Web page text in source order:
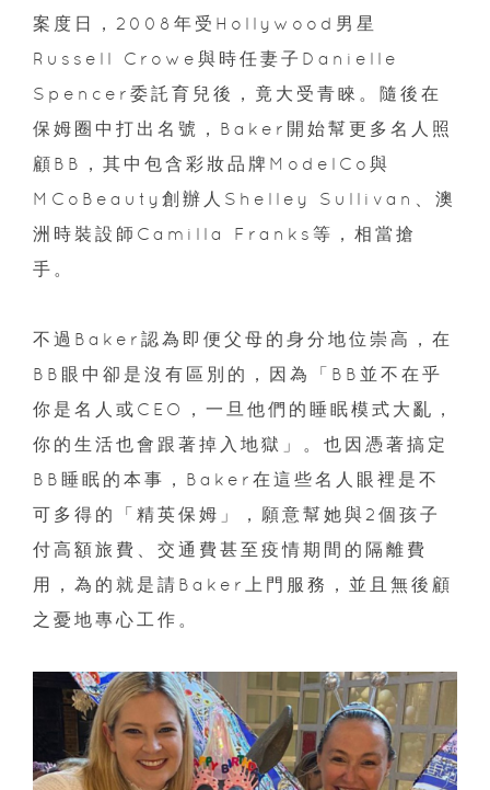
案度日，2008年受Hollywood男星
Russell Crowe與時任妻子Danielle
Spencer委託育兒後，竟大受青睞。隨後在
保姆圈中打出名號，Baker開始幫更多名人照
顧BB，其中包含彩妝品牌ModelCo與
MCoBeauty創辦人Shelley Sullivan、澳
洲時裝設師Camilla Franks等，相當搶
手。
不過Baker認為即便父母的身分地位崇高，在
BB眼中卻是沒有區別的，因為「BB並不在乎
你是名人或CEO，一旦他們的睡眠模式大亂，
你的生活也會跟著掉入地獄」。也因憑著搞定
BB睡眠的本事，Baker在這些名人眼裡是不
可多得的「精英保姆」，願意幫她與2個孩子
付高額旅費、交通費甚至疫情期間的隔離費
用，為的就是請Baker上門服務，並且無後顧
之憂地專心工作。